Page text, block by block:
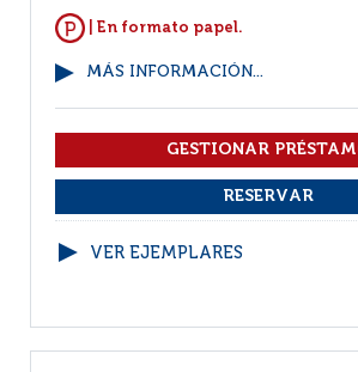
| En formato papel.
MÁS INFORMACIÓN...
VER EJEMPLARES